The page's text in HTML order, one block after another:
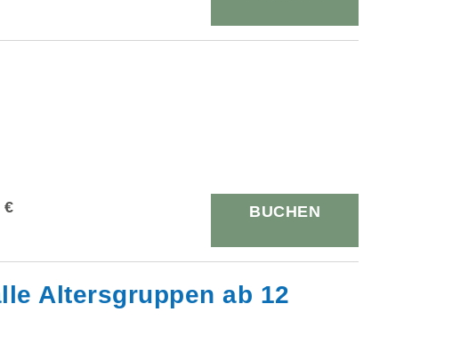
€ BUCHEN
Altersgruppen ab 12